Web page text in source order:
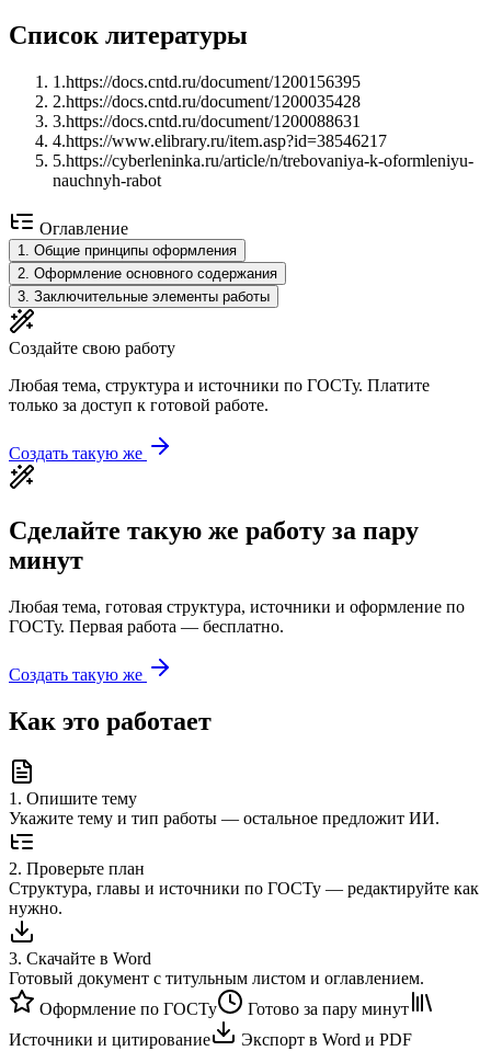
Список литературы
1 .https://docs.cntd.ru/document/1200156395
2.https://docs.cntd.ru/document/1200035428
3.https://docs.cntd.ru/document/1200088631
4.https://www.elibrary.ru/item.asp?id=38546217
5.https://cyberleninka.ru/article/n/trebovaniya-k-oformleniyu-
nauchnyh-rabot
Оглавление
1. Общие принципы оформления
2. Оформление основного содержания
3. Заключительные элементы работы
Создайте свою работу
Любая тема, структура и источники по ГОСТу. Платите
только за доступ к готовой работе.
Создать такую же
Сделайте такую же работу за пару
минут
Любая тема, готовая структура, источники и оформление по
ГОСТу. Первая работа — бесплатно.
Создать такую же
Как это работает
1 . Опишите тему
Укажите тему и тип работы — остальное предложит ИИ.
2. Проверьте план
Структура, главы и источники по ГОСТу — редактируйте как
нужно.
3. Скачайте в Word
Готовый документ с титульным листом и оглавлением.
Оформление по ГОСТу
Готово за пару минут
Источники и цитирование
Экспорт в Word и PDF